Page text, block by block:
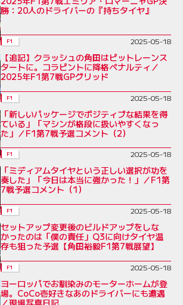
勝：20人のドライバーの『持ちタイヤ』
F1 2025-05-18
【追記】クラッシュの角田はピットレーンス
タートに。コラピントに降格ペナルティ／
2025年F1第7戦GPグリッド
F1 2025-05-18
「新しいパッケージでポジティブな結果を得
ている」「マシンが格段に扱いやすくなっ
た」／F1第7戦予選コメント（2）
F1 2025-05-18
「ミディアムタイヤという正しい選択が功を
奏した」「今日は本当に強かった！」／F1第
7戦予選コメント（1）
F1 2025-05-18
セットアップ変更後のビルドアップをしな
かったのは「僕の責任」Q3に向けタイヤ温
存も狙った予選【角田裕毅F1第7戦展望】
F1 2025-05-18
ヨーロッパでお馴染みのモーターホームが登
場。CoCo壱好きなあのドライバーにも遭遇
／現場写真日記